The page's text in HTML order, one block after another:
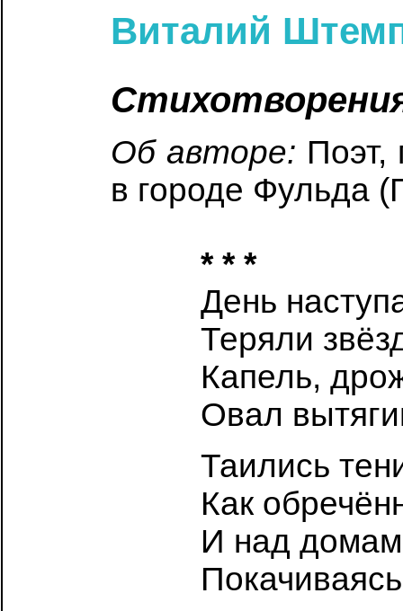
Виталий
Об авторе: Поэт,
в городе Фульда
* * *
День
Теряли
Капель,
Овал
Таились
Как
И над